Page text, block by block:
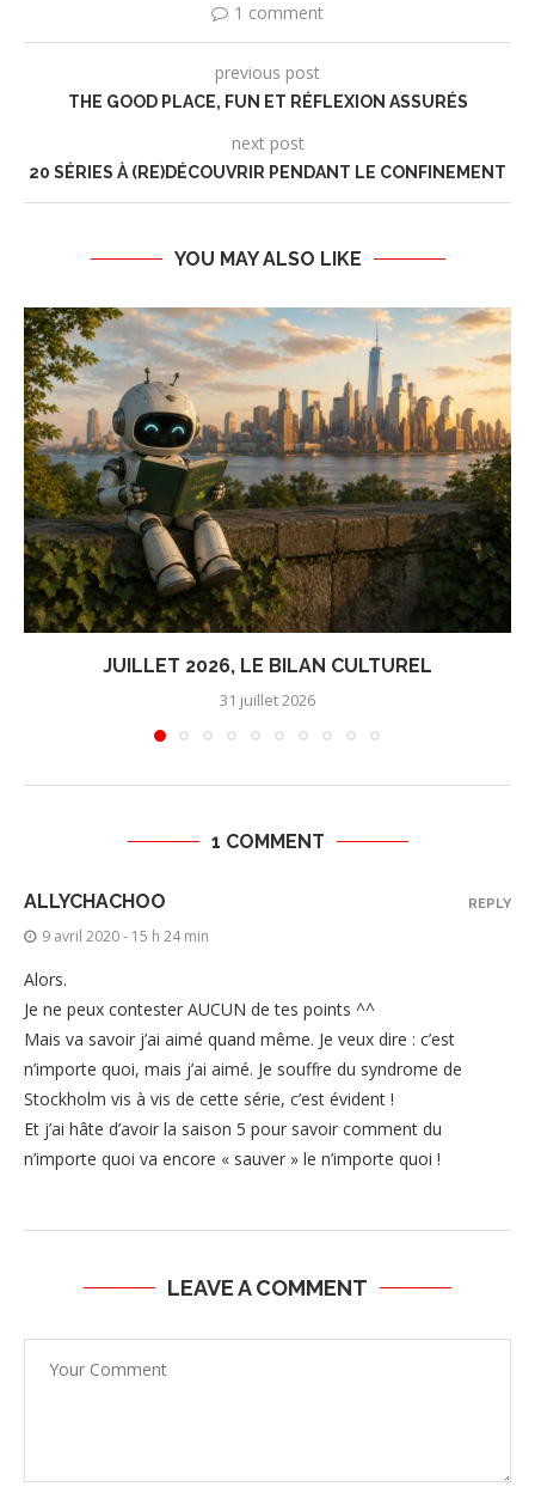
1 comment
previous post
THE GOOD PLACE, FUN ET RÉFLEXION ASSURÉS
next post
20 SÉRIES À (RE)DÉCOUVRIR PENDANT LE CONFINEMENT
YOU MAY ALSO LIKE
JUILLET 2026, LE BILAN CULTUREL
31 juillet 2026
1 COMMENT
ALLYCHACHOO
9 avril 2020 - 15 h 24 min
Alors.
Je ne peux contester AUCUN de tes points ^^
Mais va savoir j’ai aimé quand même. Je veux dire : c’est
n’importe quoi, mais j’ai aimé. Je souffre du syndrome de
Stockholm vis à vis de cette série, c’est évident !
Et j’ai hâte d’avoir la saison 5 pour savoir comment du
n’importe quoi va encore « sauver » le n’importe quoi !
REPLY
LEAVE A COMMENT